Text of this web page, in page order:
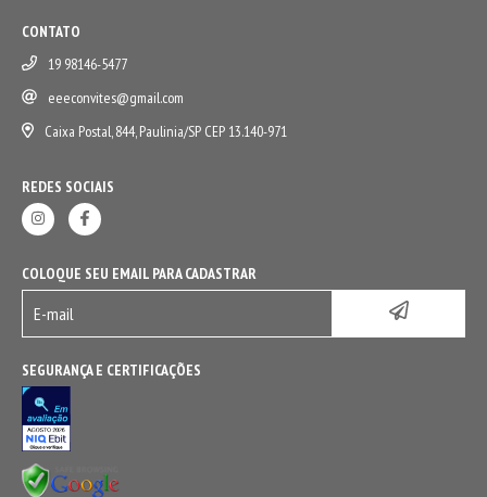
CONTATO
19 98146-5477
eeeconvites@gmail.com
Caixa Postal, 844, Paulinia/SP CEP 13.140-971
REDES SOCIAIS
COLOQUE SEU EMAIL PARA CADASTRAR
SEGURANÇA E CERTIFICAÇÕES